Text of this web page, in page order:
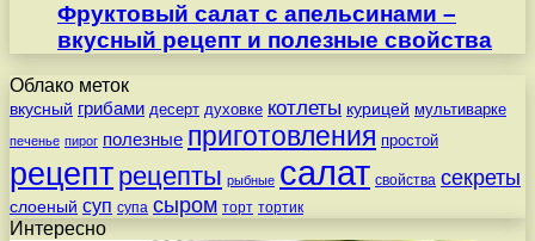
Фруктовый салат с апельсинами –
вкусный рецепт и полезные свойства
Облако меток
вкусный грибами десерт духовке котлеты курицей мультиварке
печенье пирог полезные приготовления простой
рецепт рецепты рыбные салат свойства секреты
слоеный суп супа сыром торт тортик
Интересно